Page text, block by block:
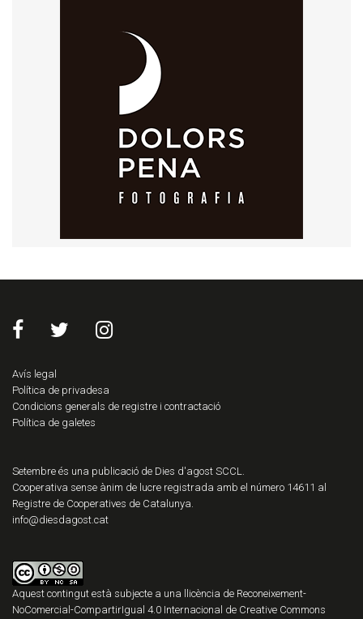
Avís legal
Política de privadesa
Condicions generals de registre i contractació
Política de galetes
Setembre és una publicació de Dies d'agost SCCL.
Cooperativa sense ànim de lucre registrada amb el número 14611 al
Registre de Cooperatives de Catalunya.
info@diesdagost.cat
Aquest contingut està subjecte a una llicència de Reconeixement-
NoComercial-CompartirIgual 4.0 Internacional de Creative Commons